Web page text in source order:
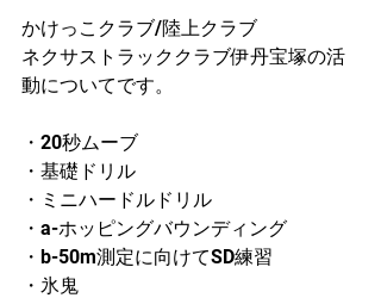
かけっこクラブ/陸上クラブ
ネクサストラッククラブ伊丹宝塚の活
動についてです。
・20秒ムーブ
・基礎ドリル
・ミニハードルドリル
・a-ホッピングバウンディング
・b-50m測定に向けてSD練習
・氷鬼